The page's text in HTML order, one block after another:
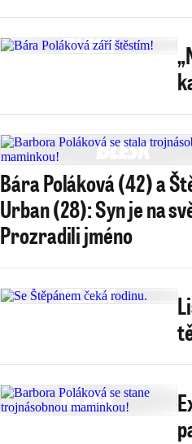
Bára Poláková (42) a
Urban (28): Syn je na
Prozradili jméno